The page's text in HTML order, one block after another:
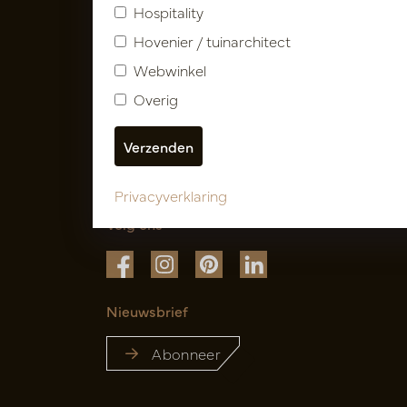
Volg ons
Nieuwsbrief
Abonneer
Hospitality
Hovenier / tuinarchitect
Webwinkel
Overig
Privacyverklaring